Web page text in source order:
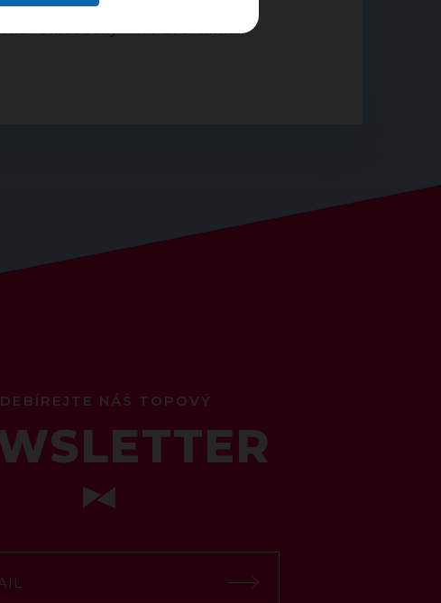
-Jihočeský-4. Pavel Klíma
NÁŠ TOPOVÝ